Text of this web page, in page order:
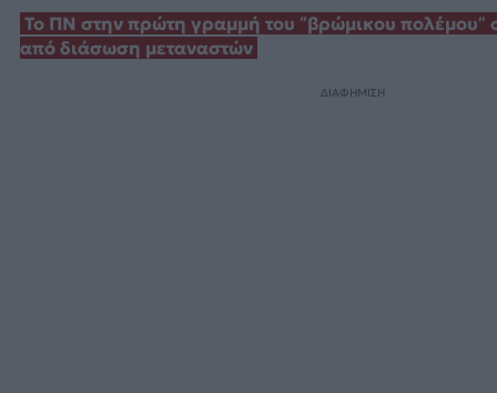
Το ΠΝ στην πρώτη γραμμή του “βρώμικου πολέμου”
από διάσωση μεταναστών
ΔΙΑΦΗΜΙΣΗ